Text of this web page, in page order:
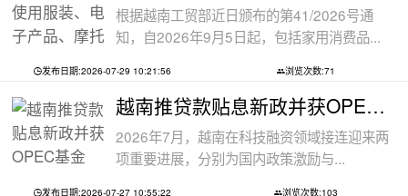
根据越南工贸部近日颁布的第41/2026号通
知，自2026年9月5日起，包括家用消费品...
发布日期:2026-07-29 10:21:56 浏览次数:71
越南推贷款贴息新政并获OPEC基金5000万美
2026年7月，越南在科技融资领域接连迎来两
项重要进展，分别为国内政策激励与...
发布日期:2026-07-27 10:55:22 浏览次数:103